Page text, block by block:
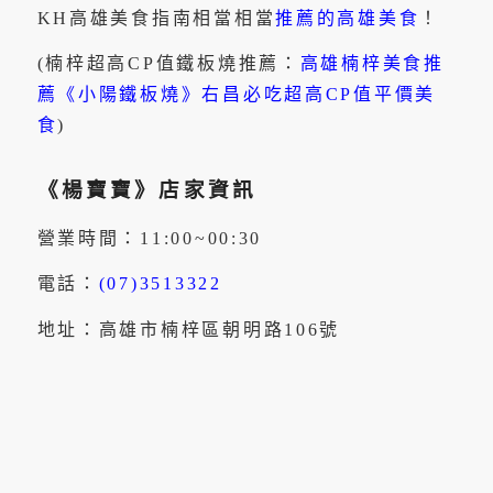
KH高雄美食指南相當相當推薦的高雄美食 ！
(楠梓超高CP值鐵板燒推薦： 高雄楠梓美食推
薦《小陽鐵板燒》右昌必吃超高CP值平價美
食)
《楊寶寶 》店家資訊
營業時間：11:00~00:30
電話： (07)3513322
地址：高雄市楠梓區朝明路106號